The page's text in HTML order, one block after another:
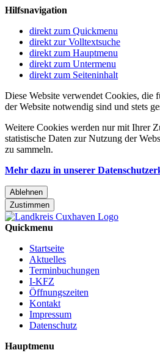
Hilfsnavigation
direkt zum Quickmenu
direkt zur Volltextsuche
direkt zum Hauptmenu
direkt zum Untermenu
direkt zum Seiteninhalt
Diese Website verwendet Cookies, die
der Website notwendig sind und stets
Weitere Cookies werden nur mit Ihrer
statistische Daten zur Nutzung der
zu sammeln.
Mehr dazu in unserer
Ablehnen
Zustimmen
Quickmenu
Startseite
Aktuelles
Terminbuchungen
I-KFZ
Öffnungszeiten
Kontakt
Impressum
Datenschutz
Hauptmenu